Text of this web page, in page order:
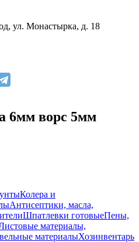
ул. Монастырка, д. 18
6мм ворс 5мм
Колера и
Антисептики, масла,
Шпатлевки готовыеПены,
материалы,
материалыХозинвентарь